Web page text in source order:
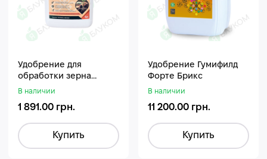
Удобрение для
обработки зерна
Стармакс Гумифос
В наличии
1 891.00 грн.
Купить
Удобрение Гумифилд
Форте Брикс
В наличии
11 200.00 грн.
Купить